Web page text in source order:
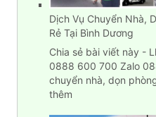
Dịch Vụ Chuyển Nhà,
Rẻ Tại Bình Dương
Chia sẻ bài viết này -
0888 600 700 Zalo
chuyển nhà, dọn
thêm